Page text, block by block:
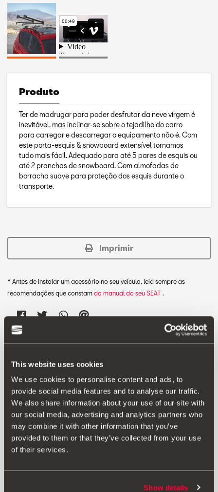
This website uses cookies
We use cookies to personalise content and ads, to
provide social media features and to analyse our traffic.
We also share information about your use of our site with
our social media, advertising and analytics partners who
may combine it with other information that you’ve
provided to them or that they’ve collected from your use
of their services.
Show details
Produto
Ter de madrugar para poder desfrutar da neve virgem é
inevitável, mas inclinar-se sobre o tejadilho do carro
para carregar e descarregar o equipamento não é. Com
este porta-esquis & snowboard extensível tornamos
tudo mais fácil. Adequado para até 5 pares de esquis ou
até 2 pranchas de snowboard. Com almofadas de
borracha suave para proteção dos esquis durante o
transporte.
Imprimir
* Antes de instalar um acessório no seu veículo, leia sempre as
recomendações que constamdo manual do seu SEAT.
Pode também interessar-
lhe